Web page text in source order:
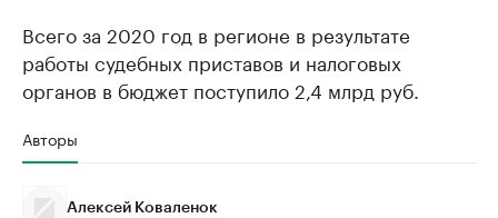
Всего за 2020 год в регионе в результате
работы судебных приставов и налоговых
органов в бюджет поступило 2,4 млрд руб.
Авторы
Алексей Коваленок